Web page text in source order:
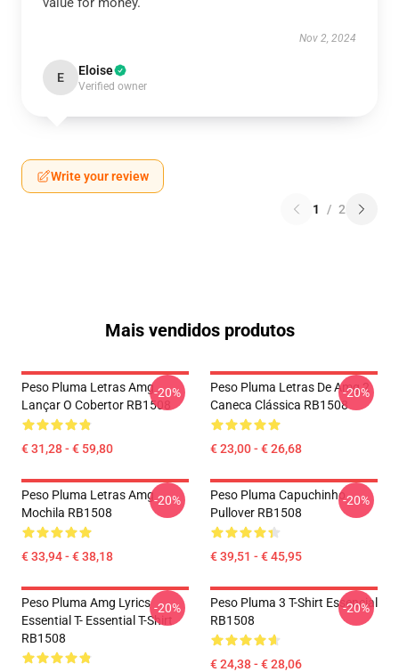
Nov 2, 2024
E Eloise
Verified owner
Write your review
1 / 2
Mais vendidos produtos
Peso Pluma Letras Amg
Lançar O Cobertor RB1508
€ 31,28 - € 59,80
-20%
Peso Pluma Letras De Amg 2
Caneca Clássica RB1508
€ 23,00 - € 26,68
-20%
Peso Pluma Letras Amg
Mochila RB1508
€ 33,94 - € 38,18
-20%
Peso Pluma Capuchinho
Pullover RB1508
€ 39,51 - € 45,95
-20%
Peso Pluma Amg Lyrics
Essential T- Essential T-Shirt
RB1508
-20%
Peso Pluma 3 T-Shirt Essencial
RB1508
€ 24,38 - € 28,06
-20%